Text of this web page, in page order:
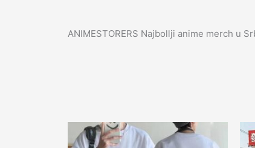
ANIMESTORERS Najbollji anime merch u